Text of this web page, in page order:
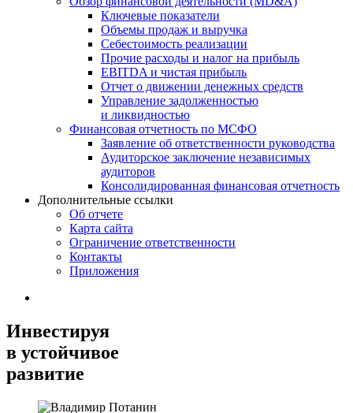
Ключевые показатели
Объемы продаж и выручка
Себестоимость реализации
Прочие расходы и налог на прибыль
EBITDA и чистая прибыль
Отчет о движении денежных средств
Управление задолженностью
и ликвидностью
Финансовая отчетность по МСФО
Заявление об ответственности руководства
Аудиторское заключение независимых
аудиторов
Консолидированная финансовая отчетность
Дополнительные ссылки
Об отчете
Карта сайта
Ограничение ответственности
Контакты
Приложения
Инвестируя
в устойчивое
развитие